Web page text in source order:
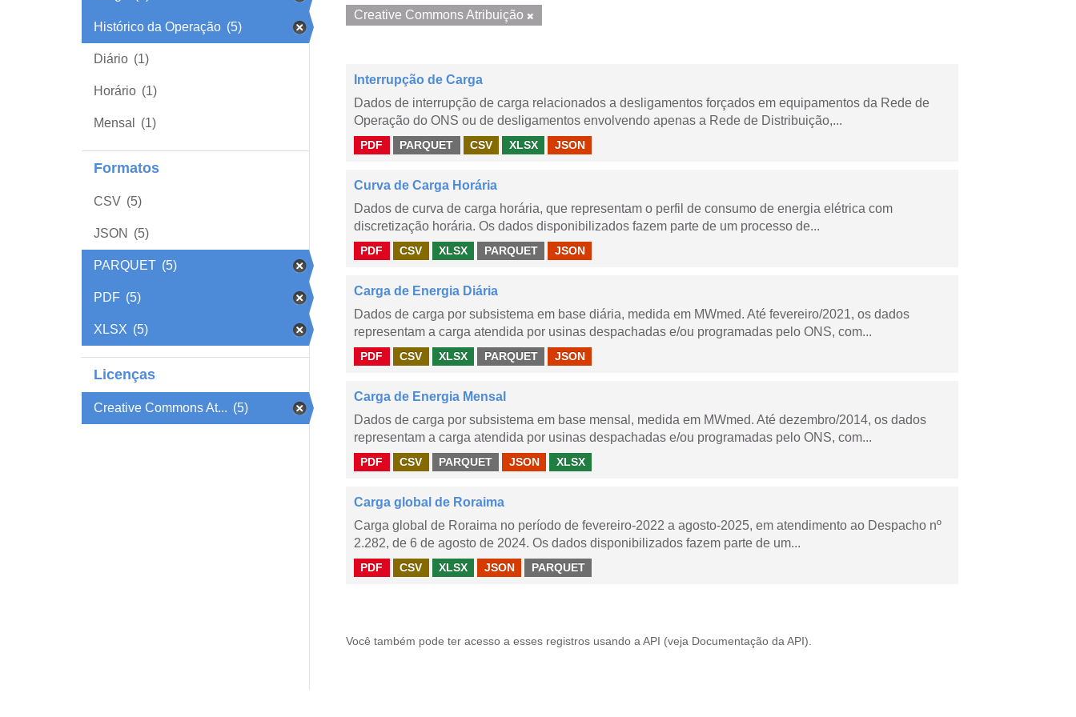
Histórico da Operação (5)
Diário (1)
Horário (1)
Mensal (1)
Formatos
CSV (5)
JSON (5)
PARQUET (5)
PDF (5)
XLSX (5)
Licenças
Creative Commons At... (5)
Creative Commons Atribuição
Interrupção de Carga
Dados de interrupção de carga relacionados a desligamentos forçados em equipamentos da Rede de
Operação do ONS ou de desligamentos envolvendo apenas a Rede de Distribuição,...
PDF PARQUET CSV XLSX JSON
Curva de Carga Horária
Dados de curva de carga horária, que representam o perfil de consumo de energia elétrica com
discretização horária. Os dados disponibilizados fazem parte de um processo de...
PDF CSV XLSX PARQUET JSON
Carga de Energia Diária
Dados de carga por subsistema em base diária, medida em MWmed. Até fevereiro/2021, os dados
representam a carga atendida por usinas despachadas e/ou programadas pelo ONS, com...
PDF CSV XLSX PARQUET JSON
Carga de Energia Mensal
Dados de carga por subsistema em base mensal, medida em MWmed. Até dezembro/2014, os dados
representam a carga atendida por usinas despachadas e/ou programadas pelo ONS, com...
PDF CSV PARQUET JSON XLSX
Carga global de Roraima
Carga global de Roraima no período de fevereiro-2022 a agosto-2025, em atendimento ao Despacho nº
2.282, de 6 de agosto de 2024. Os dados disponibilizados fazem parte de um...
PDF CSV XLSX JSON PARQUET
Você também pode ter acesso a esses registros usando a API (veja Documentação da API ).